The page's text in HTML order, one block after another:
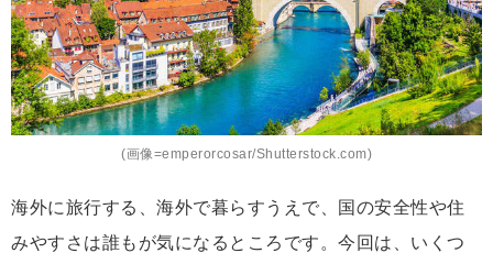
(画像=emperorcosar/Shutterstock.com)
海外に旅行する、海外で暮らすうえで、国の安全性や住
みやすさは誰もが気になるところです。今回は、いくつ